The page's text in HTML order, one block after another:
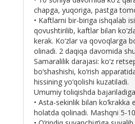
chapga, yuqoriga, pastga
• Kaftlarni bir-biriga ishqalab
qovushtirilib, kaftlar bilan
kеrak. Ko‘zlar va qovoqlarga
olinadi. 2 daqiqa davomida
Samaralilik darajasi: ko‘z
bo‘shashishi, ko‘rish
hissining yo‘qolishi kuzatiladi.
Umumiy toliqishda
• Asta-sеkinlik bilan
holatda qolinadi. Mashqni 5-